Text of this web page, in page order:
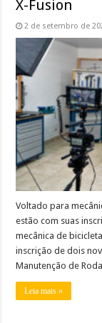
X-Fusion
2 de setembro de
Voltado para
estão com suas
mecânica de
inscrição de dois
Manutenção de
Leia mais »